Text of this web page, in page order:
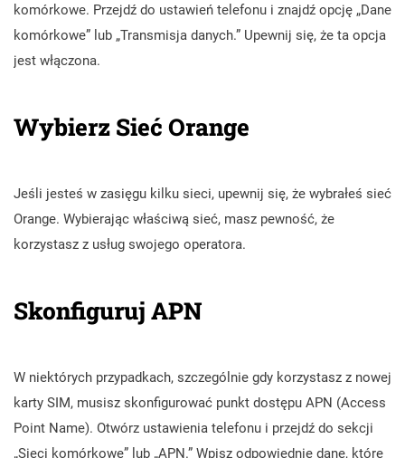
komórkowe. Przejdź do ustawień telefonu i znajdź opcję „Dane
komórkowe” lub „Transmisja danych.” Upewnij się, że ta opcja
jest włączona.
Wybierz Sieć Orange
Jeśli jesteś w zasięgu kilku sieci, upewnij się, że wybrałeś sieć
Orange. Wybierając właściwą sieć, masz pewność, że
korzystasz z usług swojego operatora.
Skonfiguruj APN
W niektórych przypadkach, szczególnie gdy korzystasz z nowej
karty SIM, musisz skonfigurować punkt dostępu APN (Access
Point Name). Otwórz ustawienia telefonu i przejdź do sekcji
„Sieci komórkowe” lub „APN.” Wpisz odpowiednie dane, które